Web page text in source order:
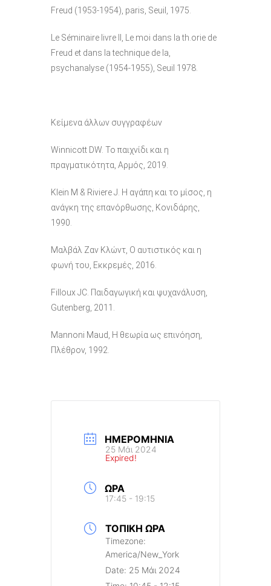
Freud (1953-1954), paris, Seuil, 1975.
Le Séminaire livre II, Le moi dans la th.orie de
Freud et dans la technique de la,
psychanalyse (1954-1955), Seuil 1978.
Κείμενα άλλων συγγραφέων
Winnicott DW. Το παιχνίδι και η
πραγματικότητα, Αρμός, 2019.
Klein M & Riviere J. Η αγάπη και το μίσος, η
ανάγκη της επανόρθωσης, Κονιδάρης,
1990.
Μαλβάλ Ζαν Κλώντ, Ο αυτιστικός και η
φωνή του, Εκκρεμές, 2016.
Filloux JC. Παιδαγωγική και ψυχανάλυση,
Gutenberg, 2011.
Mannoni Maud, Η θεωρία ως επινόηση,
Πλέθρον, 1992.
ΗΜΕΡΟΜΗΝΊΑ
25 Μάι 2024
Expired!
ΏΡΑ
17:45 - 19:15
ΤΟΠΙΚΉ ΏΡΑ
Timezone:
America/New_York
Date: 25 Μάι 2024